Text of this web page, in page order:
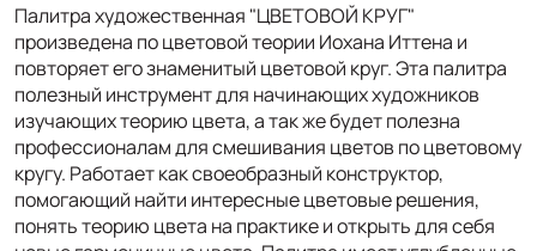
Палитра художественная "ЦВЕТОВОЙ КРУГ"
произведена по цветовой теории Иохана Иттена и
повторяет его знаменитый цветовой круг. Эта палитра
полезный инструмент для начинающих художников
изучающих теорию цвета, а так же будет полезна
профессионалам для смешивания цветов по цветовому
кругу. Работает как своеобразный конструктор,
помогающий найти интересные цветовые решения,
понять теорию цвета на практике и открыть для себя